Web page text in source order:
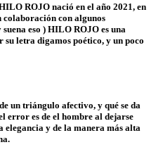
ROJO nació en el año 2021, en
colaboración con algunos
eso )HILO ROJO es una
su letra digamos poético, y un poco
un triángulo afectivo, y qué se da
error es de el hombre al dejarse
elegancia y de la manera más alta